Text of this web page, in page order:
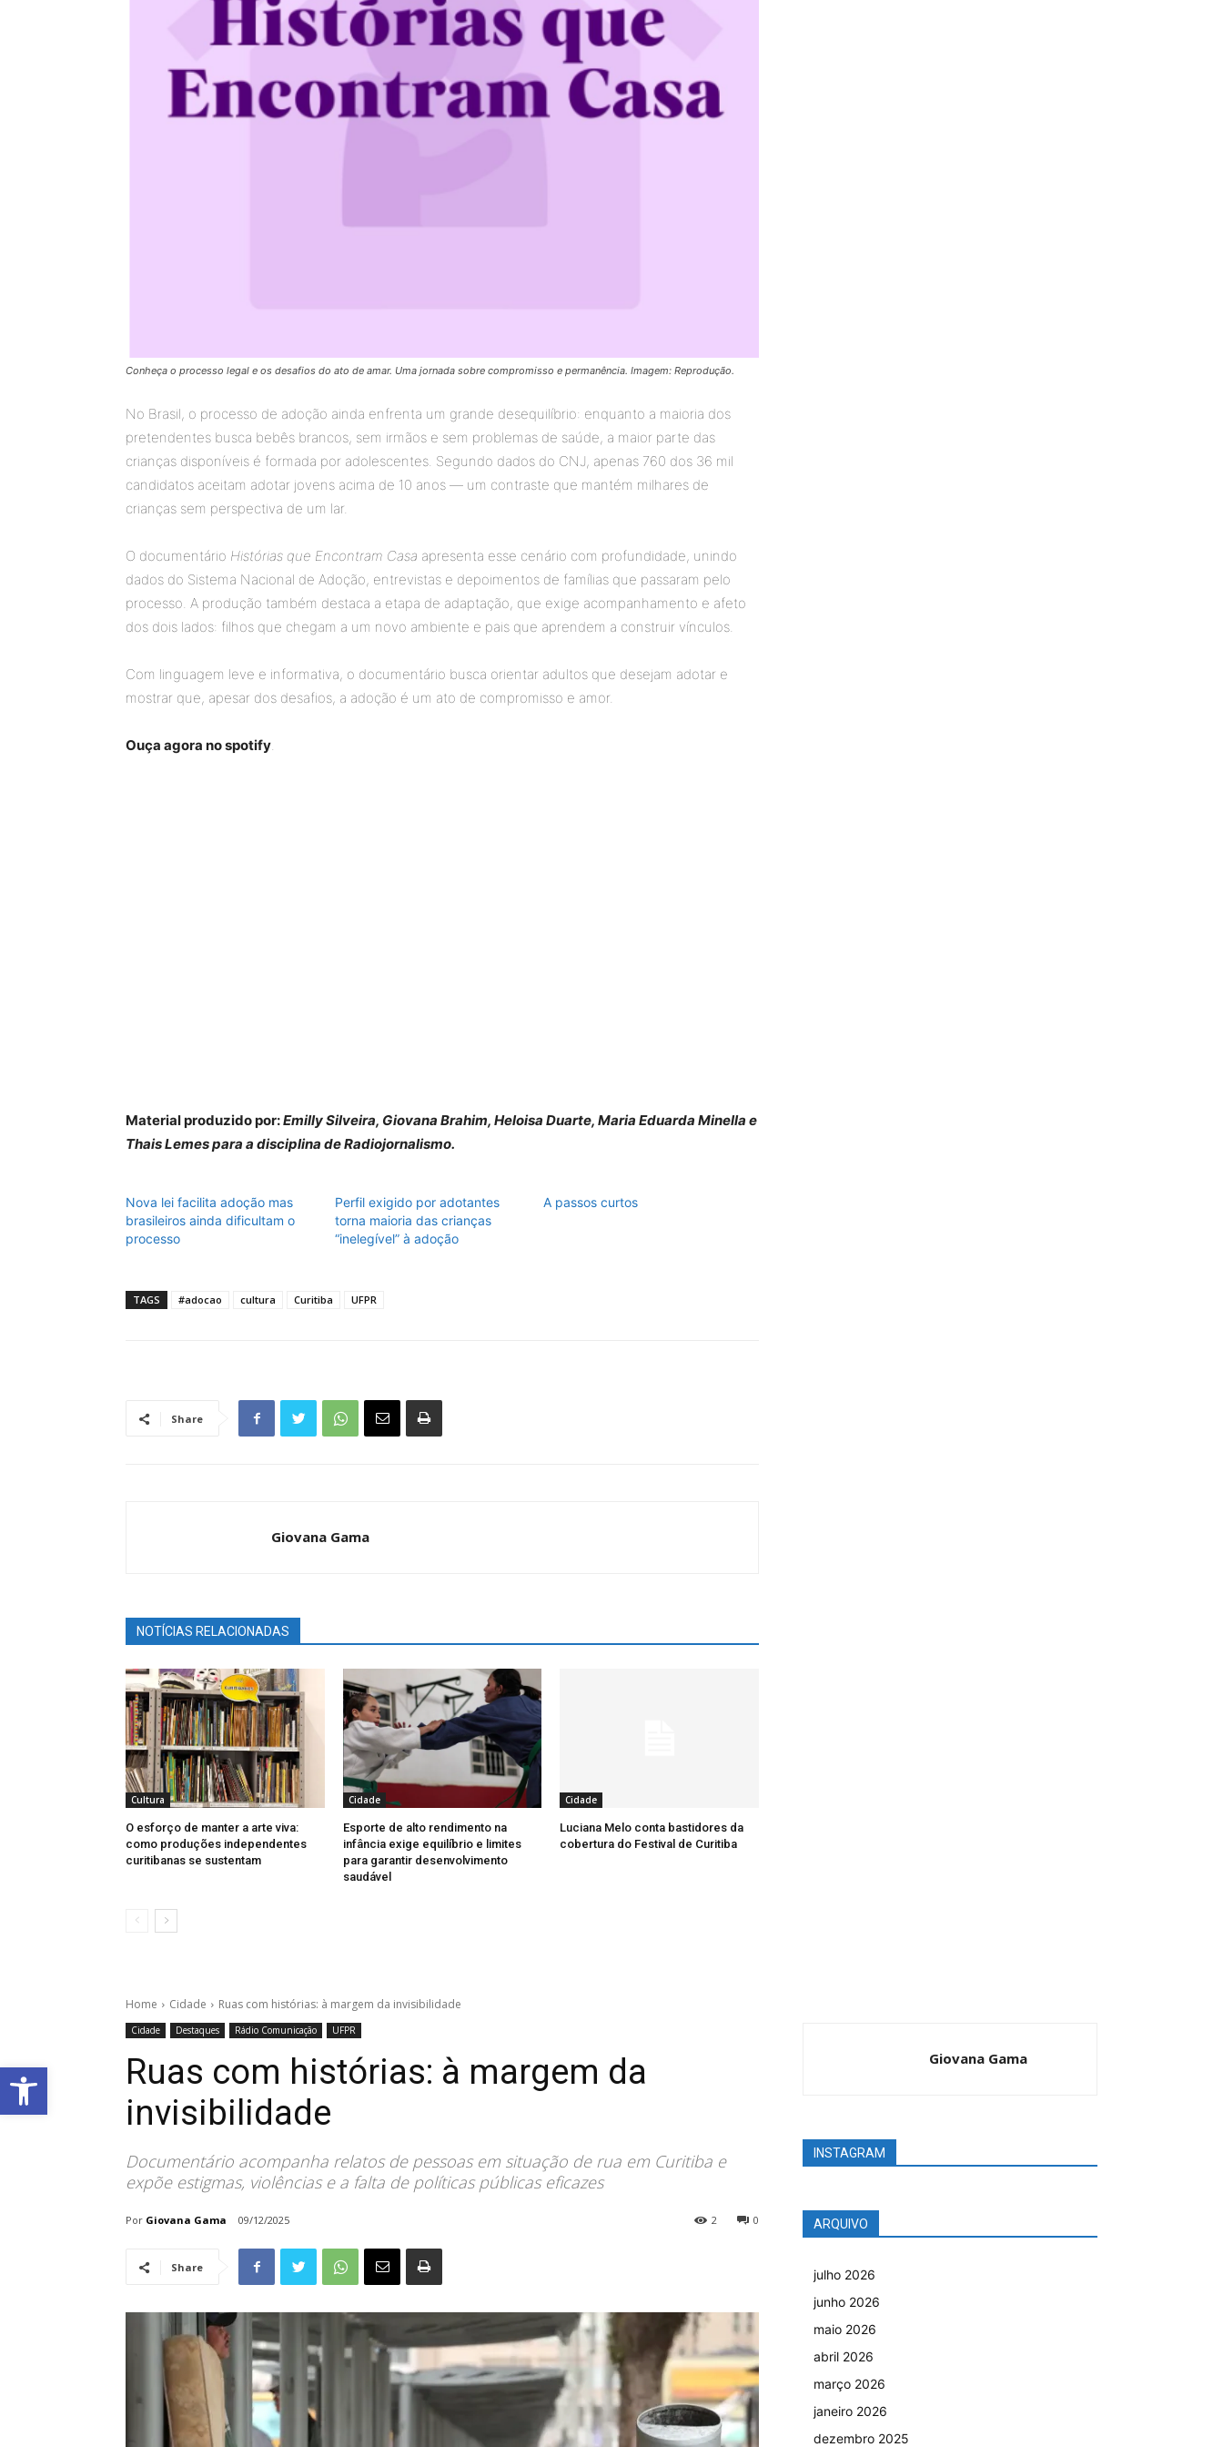
Conheça o processo legal e os desafios do ato de amar. Uma jornada sobre compromisso e permanência. Imagem: Reprodução.
No Brasil, o processo de adoção ainda enfrenta um grande desequilíbrio: enquanto a maioria dos
pretendentes busca bebês brancos, sem irmãos e sem problemas de saúde, a maior parte das
crianças disponíveis é formada por adolescentes. Segundo dados do CNJ, apenas 760 dos 36 mil
candidatos aceitam adotar jovens acima de 10 anos — um contraste que mantém milhares de
crianças sem perspectiva de um lar.
O documentário Histórias que Encontram Casa apresenta esse cenário com profundidade, unindo
dados do Sistema Nacional de Adoção, entrevistas e depoimentos de famílias que passaram pelo
processo. A produção também destaca a etapa de adaptação, que exige acompanhamento e afeto
dos dois lados: filhos que chegam a um novo ambiente e pais que aprendem a construir vínculos.
Com linguagem leve e informativa, o documentário busca orientar adultos que desejam adotar e
mostrar que, apesar dos desafios, a adoção é um ato de compromisso e amor.
Ouça agora no spotify.
Material produzido por:Emilly Silveira, Giovana Brahim, Heloisa Duarte, Maria Eduarda Minella e
Thais Lemes para a disciplina de Radiojornalismo.
Nova lei facilita adoção mas
brasileiros ainda dificultam o
processo
Perfil exigido por adotantes
torna maioria das crianças
“inelegível” à adoção
A passos curtos
TAGS #adocao cultura Curitiba UFPR
Share
Giovana Gama
NOTÍCIAS RELACIONADAS
Cultura
O esforço de manter a arte viva:
como produções independentes
curitibanas se sustentam
Cidade
Esporte de alto rendimento na
infância exige equilíbrio e limites
para garantir desenvolvimento
saudável
Cidade
Luciana Melo conta bastidores da
cobertura do Festival de Curitiba